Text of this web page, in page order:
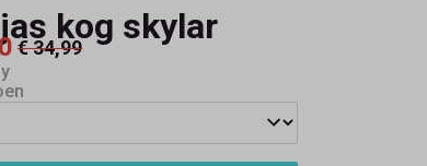
kog skylar
€ 34,99